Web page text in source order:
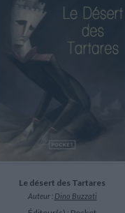
Le désert des Tartares
Auteur : Dino Buzzati